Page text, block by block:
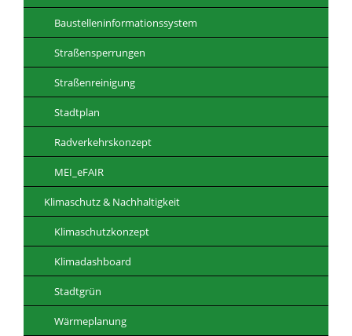
Baustelleninformationssystem
Straßensperrungen
Straßenreinigung
Stadtplan
Radverkehrskonzept
MEI_eFAIR
Klimaschutz & Nachhaltigkeit
Klimaschutzkonzept
Klimadashboard
Stadtgrün
Wärmeplanung